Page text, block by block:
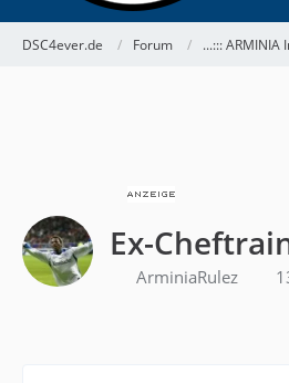
DSC4ever.de Forum ...::: ARMINIA
Ex-
ArminiaRulez